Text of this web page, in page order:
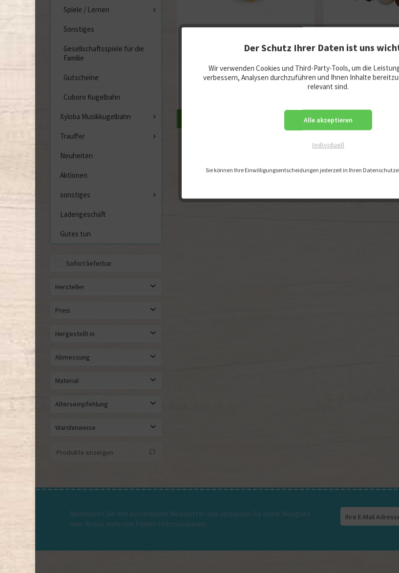
Der Schutz Ihrer Daten ist uns
Wir verwenden Cookies und Third-Party-Tools, um die
verbessern, Analysen durchzuführen und Ihnen Inhalte
relevant sind.
Individuell
Alle akzeptieren
Sie können Ihre Einwilligungsentscheidungen jederzeit in Ihren
Spiele / Lernen
Sonstiges
Gesellschaftsspiele für die
Familie
Gutscheine
Cuboro Kugelbahn
Xyloba Musikkugelbahn
Trauffer
Neuheiten
Aktionen
sonstiges
Ladengeschäft
Gutes tun
Sofort lieferbar
Hersteller
Heimess
Preis
Hergestellt in
Abmessung
Durchmesser 10cm
Material
Bernstein
Altersempfehlung
ab 0 Jahre
Warnhinweise
Lassen Sie das Kind nur unter Aufsicht spielen.Kontrollieren Sie regelmäßig das Spielzeug und entfernen Sie es sofort bei Mängel oder Beschädigung. Verlängern Sie niemals das Spielzeug und befestigen Sie den Anhänger niemals an Schnüren, Bändern, Trägern
Produkte anzeigen
7,50 € 19,45
Abonnieren Sie den kostenlosen Newsletter und verpassen Sie keine Neuigkeit
oder Aktion mehr von Felden Holzspielwaren.